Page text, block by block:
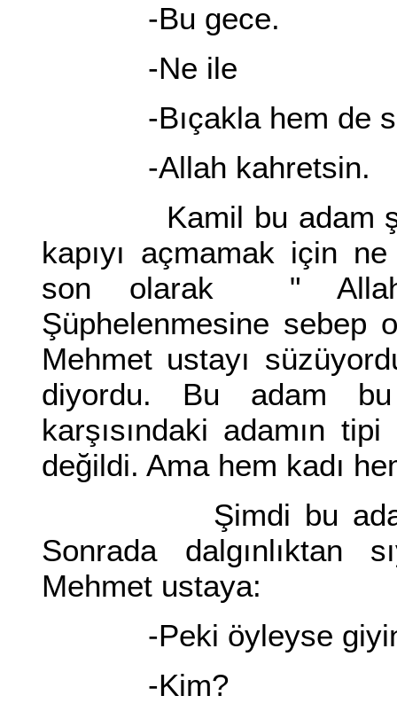
-Bu gece.
-Ne ile
-Bıçakla hem de
-Allah kahretsin.
Kamil bu adam
kapıyı açmamak için
son olarak "
Şüphelenmesine sebep
Mehmet ustayı
diyordu. Bu adam
karşısındaki adamın
değildi. Ama hem kadı
Şimdi bu adamı
Sonrada dalgınlıktan
Mehmet ustaya:
-Peki öyleyse giyin
-Kim?